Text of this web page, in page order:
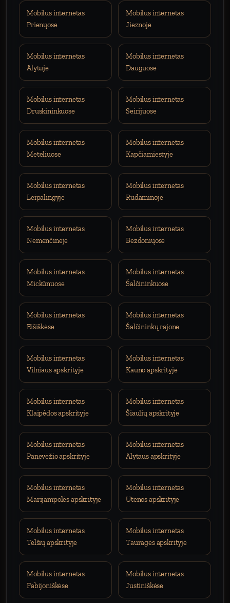
Mobilus internetas
Prienųose
Mobilus internetas
Jieznoje
Mobilus internetas
Alytuje
Mobilus internetas
Dauguose
Mobilus internetas
Druskininkuose
Mobilus internetas
Seirijuose
Mobilus internetas
Meteliuose
Mobilus internetas
Kapčiamiestyje
Mobilus internetas
Leipalingyje
Mobilus internetas
Rudaminoje
Mobilus internetas
Nemenčinėje
Mobilus internetas
Bezdoniųose
Mobilus internetas
Mickūnuose
Mobilus internetas
Šalčininkuose
Mobilus internetas
Eišiškėse
Mobilus internetas
Šalčininkų rajone
Mobilus internetas
Vilniaus apskrityje
Mobilus internetas
Kauno apskrityje
Mobilus internetas
Klaipėdos apskrityje
Mobilus internetas
Šiaulių apskrityje
Mobilus internetas
Panevėžio apskrityje
Mobilus internetas
Alytaus apskrityje
Mobilus internetas
Marijampolės apskrityje
Mobilus internetas
Utenos apskrityje
Mobilus internetas
Telšių apskrityje
Mobilus internetas
Tauragės apskrityje
Mobilus internetas
Fabijoniškėse
Mobilus internetas
Justiniškėse